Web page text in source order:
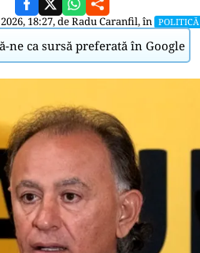
18:27, deRadu Caranfil, în POLITICĂ
ne ca sursă preferată în Google